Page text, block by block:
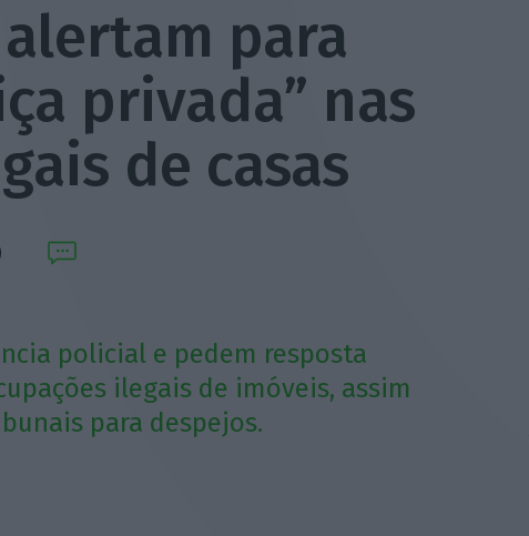
para
privada” nas
de casas
policial e pedem resposta
ilegais de imóveis, assim
para despejos.